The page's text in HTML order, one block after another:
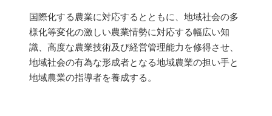
国際化する農業に対応するとともに、地域社会の多
様化等変化の激しい農業情勢に対応する幅広い知
識、高度な農業技術及び経営管理能力を修得させ、
地域社会の有為な形成者となる地域農業の担い手と
地域農業の指導者を養成する。